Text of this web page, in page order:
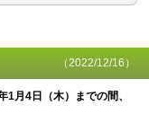
（2022/12/16）
月4日（木）までの間、